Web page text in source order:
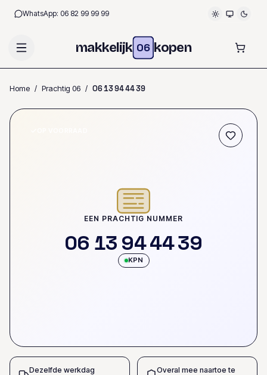
WhatsApp: 06 82 99 99 99
makkelijk 06 kopen
Home / Prachtig 06 / 0613944439
EEN PRACHTIG NUMMER
06 13 944439
KPN
Dezelfde werkdag
Overal mee naartoe te